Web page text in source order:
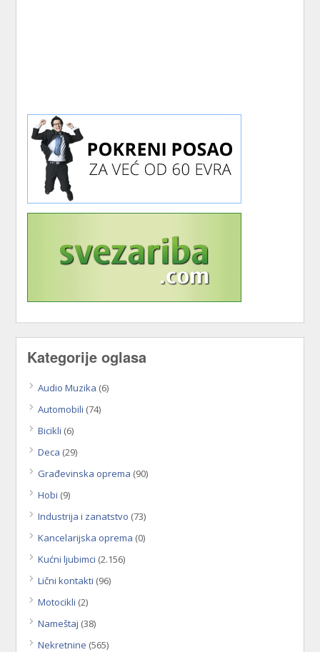
Kategorije oglasa
Audio Muzika (6)
Automobili (74)
Bicikli (6)
Deca (29)
Građevinska oprema (90)
Hobi (9)
Industrija i zanatstvo (73)
Kancelarijska oprema (0)
Kućni ljubimci (2.156)
Lični kontakti (96)
Motocikli (2)
Nameštaj (38)
Nekretnine (565)